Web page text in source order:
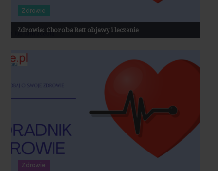
Zdrowie
Zdrowie: Choroba Rett objawy i leczenie
Zdrowie